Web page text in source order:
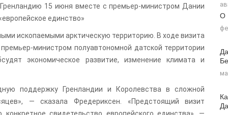
15 июня вместе с премьер-министром Дании
единство»
ископаемыми арктическую территорию. В ходе визита
министром полуавтономной датской территории
экономическое развитие, изменение климата и
поддержку Гренландии и Королевства в сложной
— сказала Фредериксен. «Предстоящий визит
свидетельство европейского единства», —
О